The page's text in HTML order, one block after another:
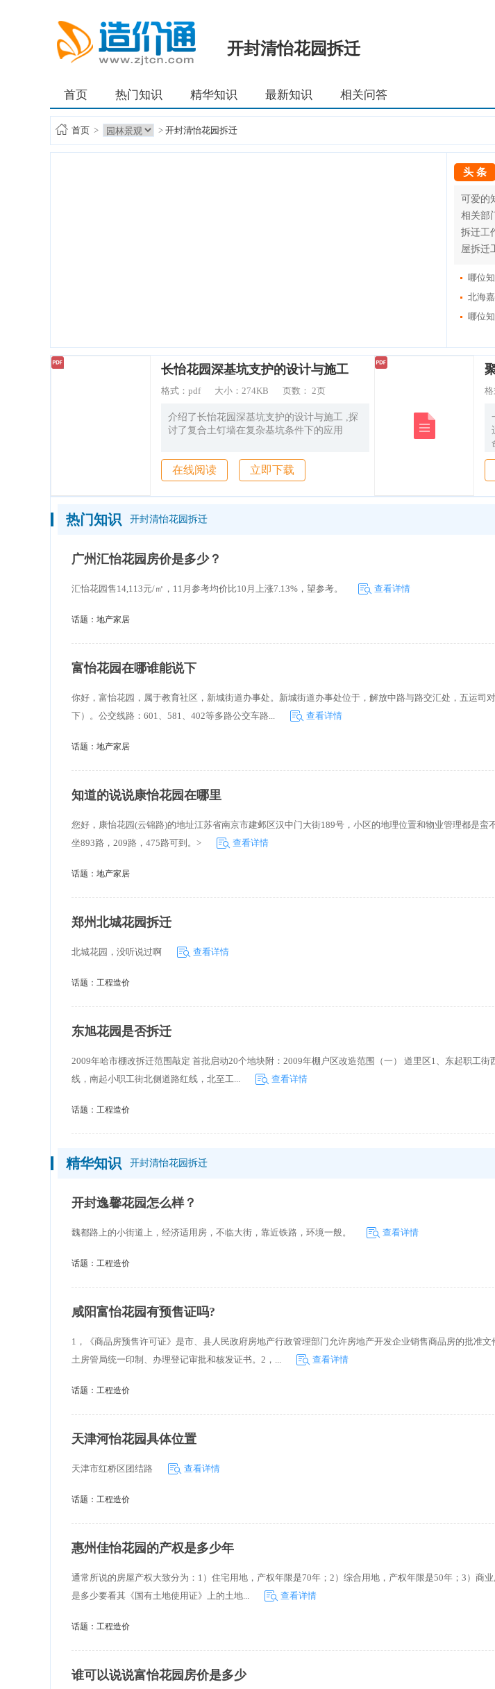
造价通
开封清怡花园拆迁
首页 热门知识 精华知识 最新知识 相关问答
首页 > > 开封清怡花园拆迁
头 条
可爱的
相关部
拆迁工
屋拆迁
哪位
北海
哪位
长怡花园深基坑支护的设计与施工
格式： pdf 大小： 274KB 页数： 2页
介绍了长怡花园深基坑支护的设计与施工 ,探
讨了复合土钉墙在复杂基坑条件下的应用
在线阅读 立即下载
格
热门知识 开封清怡花园拆迁
广州汇怡花园房价是多少？
汇怡花园售14,113元/㎡，11月参考均价比10月上涨7.13%，望参考。 查看详情
话题： 地产家居
富怡花园在哪谁能说下
你好，富怡花园，属于教育社区，新城街道办事处。新城街道办事处位于，解放中路与路交汇处，五运司
下）。公交线路：601、581、402等多路公交车路...
查看详情
话题： 地产家居
知道的说说康怡花园在哪里
您好，康怡花园(云锦路)的地址江苏省南京市建邺区汉中门大街189号，小区的地理位置和物业管理都是蛮
坐893路，209路，475路可到。>
查看详情
话题： 地产家居
郑州北城花园拆迁
北城花园，没听说过啊 查看详情
话题： 工程造价
东旭花园是否拆迁
2009年哈市棚改拆迁范围敲定 首批启动20个地块附：2009年棚户区改造范围（一） 道里区1、东起职工
线，南起小职工街北侧道路红线，北至工...
查看详情
话题： 工程造价
精华知识 开封清怡花园拆迁
开封逸馨花园怎么样？
魏都路上的小街道上，经济适用房，不临大街，靠近铁路，环境一般。 查看详情
话题： 工程造价
咸阳富怡花园有预售证吗?
1，《商品房预售许可证》是市、县人民政府房地产行政管理部门允许房地产开发企业销售商品房的批准
土房管局统一印制、办理登记审批和核发证书。2，...
查看详情
话题： 工程造价
天津河怡花园具体位置
天津市红桥区团结路 查看详情
话题： 工程造价
惠州佳怡花园的产权是多少年
通常所说的房屋产权大致分为：1）住宅用地，产权年限是70年；2）综合用地，产权年限是50年；3）商
是多少要看其《国有土地使用证》上的土地...
查看详情
话题： 工程造价
谁可以说说富怡花园房价是多少